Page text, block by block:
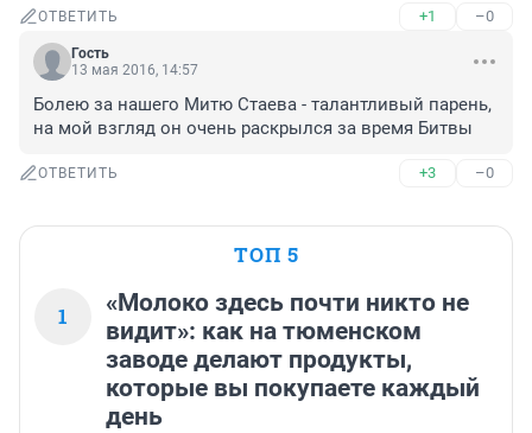
ОТВЕТИТЬ +1 –0
Гость
13 мая 2016, 14:57
Болею за нашего Митю Стаева - талантливый парень,
на мой взгляд он очень раскрылся за время Битвы
ОТВЕТИТЬ +3 –0
ТОП 5
1
«Молоко здесь почти никто не
видит»: как на тюменском
заводе делают продукты,
которые вы покупаете каждый
день